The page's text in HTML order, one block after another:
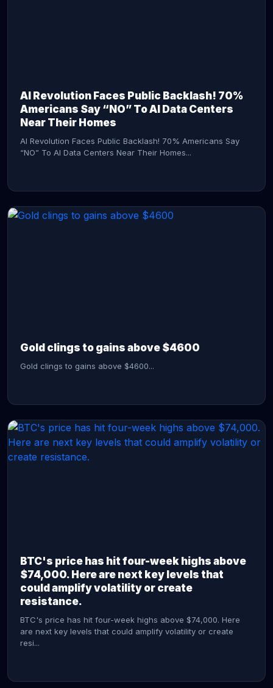
AI Revolution Faces Public Backlash! 70%
Americans Say “NO” To AI Data Centers
Near Their Homes
AI Revolution Faces Public Backlash! 70% Americans Say
“NO” To AI Data Centers Near Their Homes...
Gold clings to gains above $4600
Gold clings to gains above $4600...
BTC's price has hit four-week highs above
$74,000. Here are next key levels that
could amplify volatility or create
resistance.
BTC's price has hit four-week highs above $74,000. Here
are next key levels that could amplify volatility or create
resi...